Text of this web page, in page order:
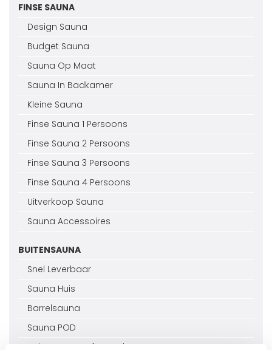
FINSE SAUNA
Design Sauna
Budget Sauna
Sauna Op Maat
Sauna In Badkamer
Kleine Sauna
Finse Sauna 1 Persoons
Finse Sauna 2 Persoons
Finse Sauna 3 Persoons
Finse Sauna 4 Persoons
Uitverkoop Sauna
Sauna Accessoires
BUITENSAUNA
Snel Leverbaar
Sauna Huis
Barrelsauna
Sauna POD
Buitensauna Infrarood